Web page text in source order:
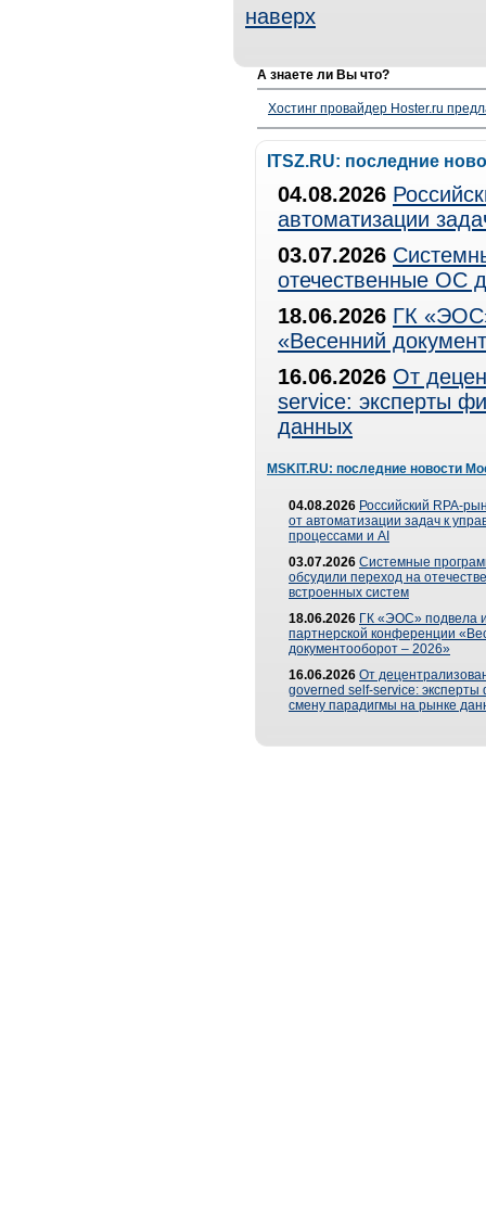
наверх
А знаете ли Вы что?
Хостинг провайдер Hoster.ru
ITSZ.RU: последние
04.08.2026
автоматизации
03.07.2026
отечественные ОС
18.06.2026 ГК
«Весенний
16.06.2026 От
service: эксперты
данных
MSKIT.RU: последние новости
04.08.2026 Российский RPA-
от автоматизации задач к
процессами и AI
03.07.2026 Системные
обсудили переход на
встроенных систем
18.06.2026 ГК «ЭОС» подвела
партнерской конференции
документооборот – 2026»
16.06.2026 От
governed self-service: эксперты
смену парадигмы на рынке